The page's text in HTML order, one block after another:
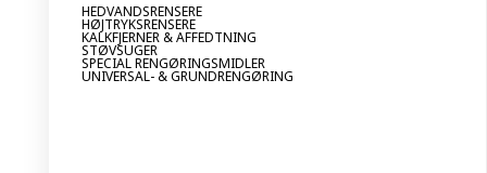
HEDVANDSRENSERE
HØJTRYKSRENSERE
KALKFJERNER & AFFEDTNING
STØVSUGER
SPECIAL RENGØRINGSMIDLER
UNIVERSAL- & GRUNDRENGØRING